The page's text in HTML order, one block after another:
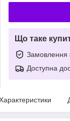
Що таке
Замовлення
Доступна